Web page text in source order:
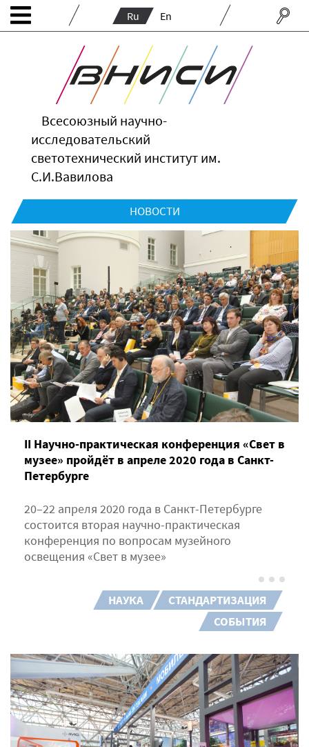
Ru En
Всесоюзный научно-
исследовательский
светотехнический институт им.
С.И.Вавилова
НОВОСТИ
II Научно-практическая конференция «Свет в
музее» пройдёт в апреле 2020 года в Санкт-
Петербурге
20–22 апреля 2020 года в Санкт-Петербурге
состоится вторая научно-практическая
конференция по вопросам музейного
освещения «Свет в музее»
НАУКА
СТАНДАРТИЗАЦИЯ
СОБЫТИЯ